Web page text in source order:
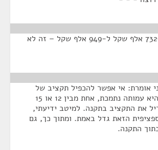
אין פה הכפלה. מ-732 אלף שקל ל-949 אלף שקל – זה לא
אומרת: אי אפשר להכפיל תקציב של
עמותה מסוימת, שהיא עמותה נתמכת, אחת מבין 12 או 15
את התקציב בתקנה. למיטב ידיעתי,
הזאת גדל באמת. ומתוך כך, גם
התקנה.